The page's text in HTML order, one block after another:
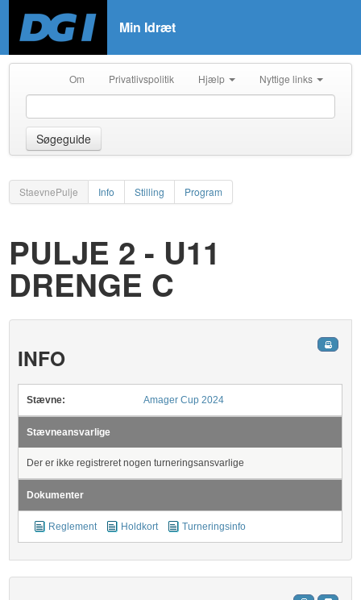
Min Idræt
Om Privatlivspolitik Hjælp Nyttige links
Søgeguide
StaevnePulje Info Stilling Program
PULJE 2 - U11
DRENGE C
INFO
Stævne: Amager Cup 2024
Stævneansvarlige
Der er ikke registreret nogen turneringsansvarlige
Dokumenter
Reglement Holdkort Turneringsinfo